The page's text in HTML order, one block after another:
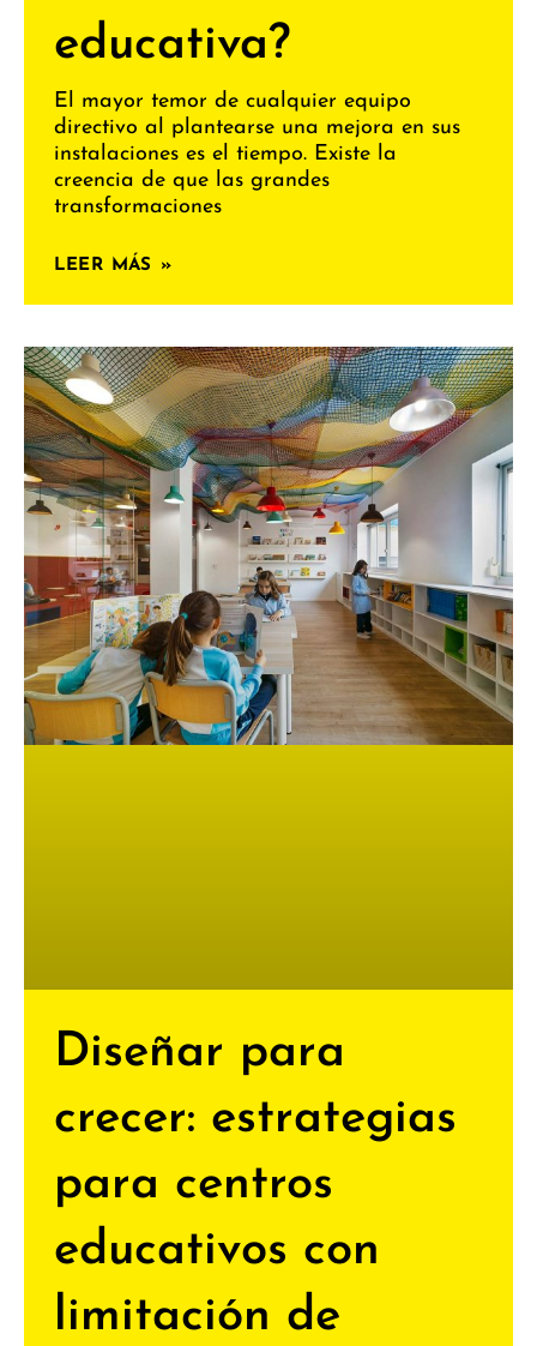
educativa?
El mayor temor de cualquier equipo
directivo al plantearse una mejora en sus
instalaciones es el tiempo. Existe la
creencia de que las grandes
transformaciones
LEER MÁS »
Diseñar para
crecer: estrategias
para centros
educativos con
limitación de